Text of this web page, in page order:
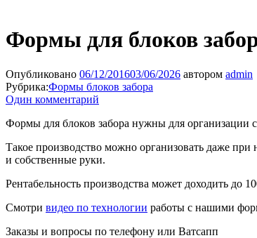
Формы для блоков
Опубликовано 06/12/201603/06/2026 автором admin
Рубрика:Формы блоков забора
Один комментарий
Формы для блоков забора нужны для организации
Такое производство можно организовать даже
и собственные руки.
Рентабельность производства может доходить до
Смотри видео по технологии работы с нашими
Заказы и вопросы по телефону или Ватсапп